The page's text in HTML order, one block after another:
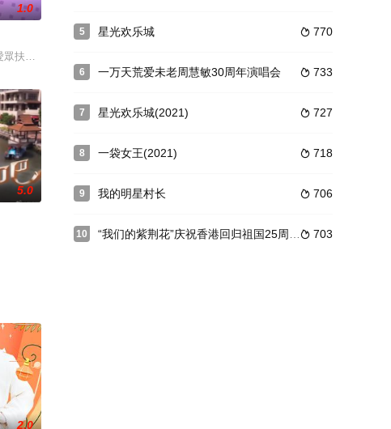
禮活動場地充滿
優質的粵語節目。適逢2023年11月19日是開台56周年的
常一起相约出游，就连演艺之路也非常相似，都在脱离学生身份后便进入演艺圈
1.0
扶群」的宗旨和使命，一直為香港市民提供適切的援助。2023年《善心滿載仁
#侯彥西 多位大咖
節目紛紛堆出，給觀眾更多選擇~「嗨!營業中 第 3 季」 難度
、黃豪平都現身為節目招募新血，強調藝人朋友加入團隊就能擁有多項誘人福利
5.0
2.0
5  770
星光欢乐城
6  733
一万天荒爱未老周慧敏30周年演唱会
7  727
星光欢乐城(2021)
8  718
一袋女王(2021)
9  706
我的明星村长
10  703
“我们的紫荆花”庆祝香港回归祖国25周年云歌会